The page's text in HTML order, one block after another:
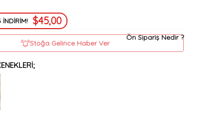
İNDİRİM! $45,00
Ön Sipariş Nedir ?
Stoğa Gelince Haber Ver